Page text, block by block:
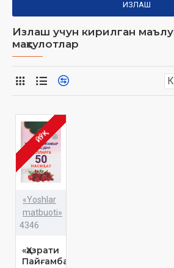
ИЗЛАШ
Излаш учун кирилган
маҳсулотлар
ЙЎҚ
«Yoshlar
matbuoti»
4346
«Ҳазрати
Пайғамбар